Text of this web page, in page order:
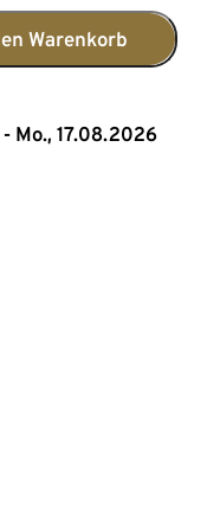
Warenkorb
Mo., 17.08.2026